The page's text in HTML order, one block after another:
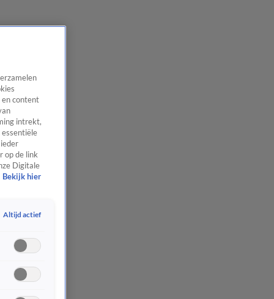
en content
intrekt,
op de link
Digitale
Bekijk hier
Altijd actief